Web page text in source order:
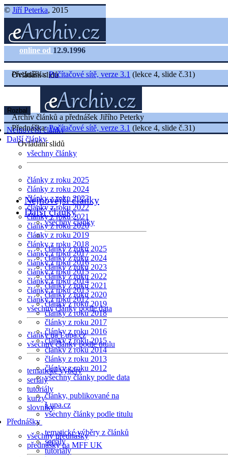
© Jiří Peterka, 2015
online od 12.9.1996
Ovládání slidů
Nejnovější články
Další články
všechny články
články z roku 2025
články z roku 2024
články z roku 2023
články z roku 2022
články z roku 2021
články z roku 2020
články z roku 2019
články z roku 2018
články z roku 2017
články z roku 2016
články z roku 2015
články z roku 2014
články z roku 2013
články z roku 2012
všechny články podle data
články na Lupa.cz
všechny články podle titulu
tematické výběry
seriály
tutoriály
kurzy
slovníky
Přednášky
všechny přednášky
přednášky na MFF UK
Přednáška:Počítačové sítě, verze 3.1 (lekce 4, slide č.31)
Rozbal
Archiv článků a přednášek Jiřího Peterky
Přednáška:Počítačové sítě, verze 3.1 (lekce 4, slide č.31)
Ovládání slidů
Nejnovější články
Další články
všechny články
články z roku 2025
články z roku 2024
články z roku 2023
články z roku 2022
články z roku 2021
články z roku 2020
články z roku 2019
články z roku 2018
články z roku 2017
články z roku 2016
články z roku 2015
články z roku 2014
články z roku 2013
články z roku 2012
všechny články podle data
články, publikované na
Lupa.cz
všechny články podle titulu
tematické výběry z článků
seriály
tutoriály